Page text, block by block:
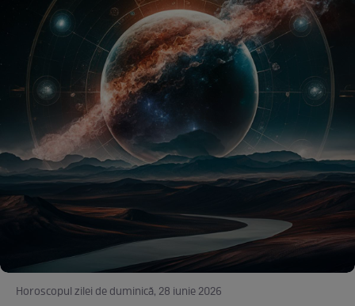
Horoscopul zilei de duminică, 28 iunie 2026